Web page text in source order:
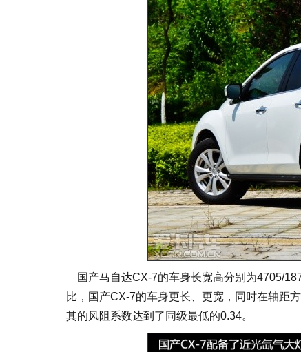
国产马自达CX-7的车身长宽高分别为4705/
比，国产CX-7的车身更长、更宽，同时在轴距
其的风阻系数达到了同级最低的0.34。